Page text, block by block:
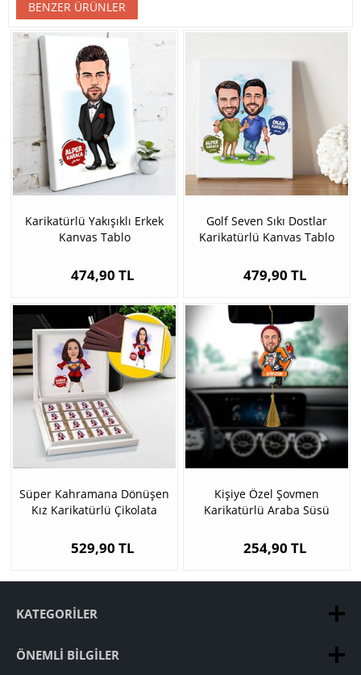
BENZER ÜRÜNLER
Karikatürlü Yakışıklı Erkek
Kanvas Tablo
474,90 TL
Golf Seven Sıkı Dostlar
Karikatürlü Kanvas Tablo
479,90 TL
Süper Kahramana Dönüşen
Kız Karikatürlü Çikolata
529,90 TL
Kişiye Özel Şovmen
Karikatürlü Araba Süsü
254,90 TL
KATEGORILER
ÖNEMLI BILGILER